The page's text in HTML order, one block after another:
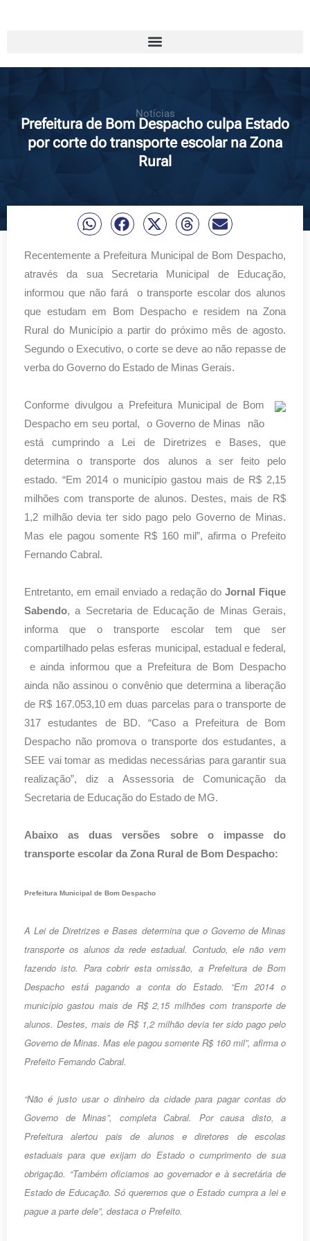
Notícias
Prefeitura de Bom Despacho culpa Estado
por corte do transporte escolar na Zona
Rural
Recentemente a Prefeitura Municipal de Bom Despacho,
através da sua Secretaria Municipal de Educação,
informou que não fará o transporte escolar dos alunos
que estudam em Bom Despacho e residem na Zona
Rural do Município a partir do próximo mês de agosto.
Segundo o Executivo, o corte se deve ao não repasse de
verba do Governo do Estado de Minas Gerais.
Conforme divulgou a Prefeitura Municipal de Bom
Despachoem seu portal,
o Governo de Minas não
está cumprindo a Lei de Diretrizes e Bases, que
determina o transporte dos alunos a ser feito pelo
estado. “Em 2014 o município gastou mais de R$ 2,15
milhões com transporte de alunos. Destes, mais de R$
1,2 milhão devia ter sido pago pelo Governo de Minas.
Mas ele pagou somente R$ 160 mil”, afirma o Prefeito
Fernando Cabral.
Entretanto, em email enviado a redação do Jornal Fique
Sabendo, a Secretaria de Educação de Minas Gerais,
informa que o transporte escolar tem que ser
compartilhado pelas esferas municipal, estadual e federal,
e ainda informou que a Prefeitura de Bom Despacho
ainda não assinou o convênio que determina a liberação
de R$ 167.053,10 em duas parcelas para o transporte de
317 estudantes de BD. “Caso a Prefeitura de Bom
Despacho não promova o transporte dos estudantes, a
SEE vai tomar as medidas necessárias para garantir sua
realização”, diz a Assessoria de Comunicação da
Secretaria de Educação do Estado de MG.
Abaixo as duas versões sobre o impasse do
transporte escolar da Zona Rural de Bom Despacho:
Prefeitura Municipal de Bom Despacho
A Lei de Diretrizes e Bases determina que o Governo de Minas
transporte os alunos da rede estadual. Contudo, ele não vem
fazendo isto. Para cobrir esta omissão, a Prefeitura de Bom
Despacho está pagando a conta do Estado. “Em 2014 o
município gastou mais de R$ 2,15 milhões com transporte de
alunos. Destes, mais de R$ 1,2 milhão devia ter sido pago pelo
Governo de Minas. Mas ele pagou somente R$ 160 mil”, afirma o
Prefeito Fernando Cabral.
“Não é justo usar o dinheiro da cidade para pagar contas do
Governo de Minas”, completa Cabral. Por causa disto, a
Prefeitura alertou pais de alunos e diretores de escolas
estaduais para que exijam do Estado o cumprimento de sua
obrigação. “Também oficiamos ao governador e à secretária de
Estado de Educação. Só queremos que o Estado cumpra a lei e
pague a parte dele”, destaca o Prefeito.